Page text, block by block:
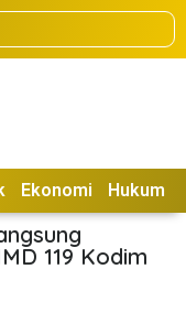
Ekonomi Hukum
119 Kodim